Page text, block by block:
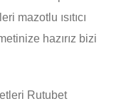
mazotlu ısıtıcı
hazırız bizi
Rutubet